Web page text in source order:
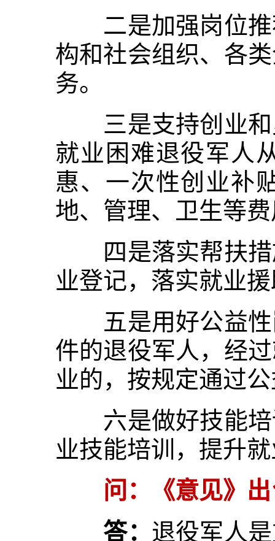
二是加强岗位推
构和社会组织、各
务。
三是支持创业和
就业困难退役军人
惠、一次性创业补
地、管理、卫生等
四是落实帮扶措
业登记，落实就业
五是用好公益性
件的退役军人，经
业的，按规定通过
六是做好技能培
业技能培训，提升
问：《意见》
答： 退役军人